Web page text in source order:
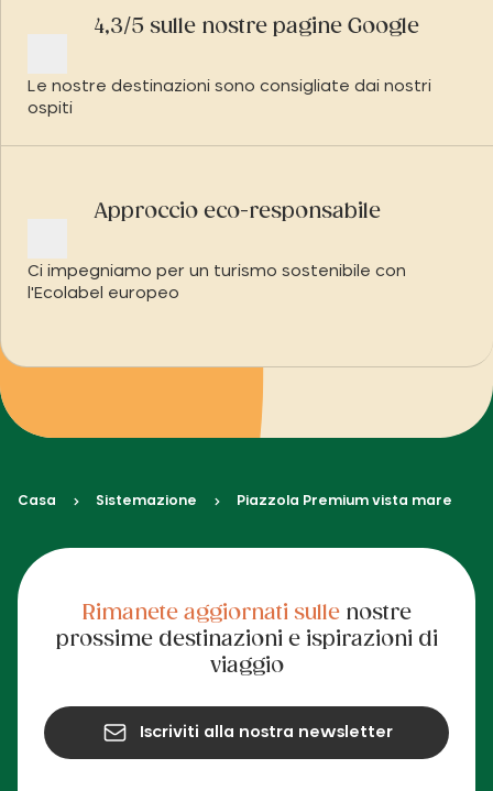
4,3/5 sulle nostre pagine Google
Le nostre destinazioni sono consigliate dai nostri
ospiti
Approccio eco-responsabile
Ci impegniamo per un turismo sostenibile con
l'Ecolabel europeo
Casa Sistemazione Piazzola Premium vista mare
Rimanete aggiornati sullenostre
prossime destinazioni e ispirazioni di
viaggio
Iscriviti alla nostra newsletter